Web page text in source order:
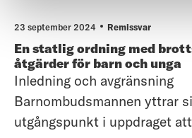
åtgärder som syftar till att
och hälsa. Statligt stöd för
23 september 2024 Remissvar
En statlig ordning med
åtgärder för barn och unga
Inledning och avgränsning
Barnombudsmannen yttrar
utgångspunkt i uppdraget